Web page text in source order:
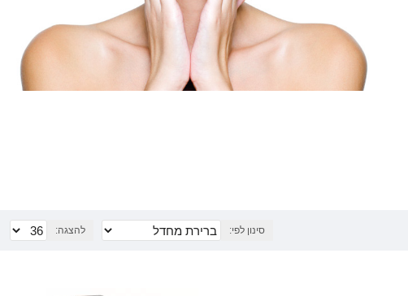
סינון לפי: להצגה: